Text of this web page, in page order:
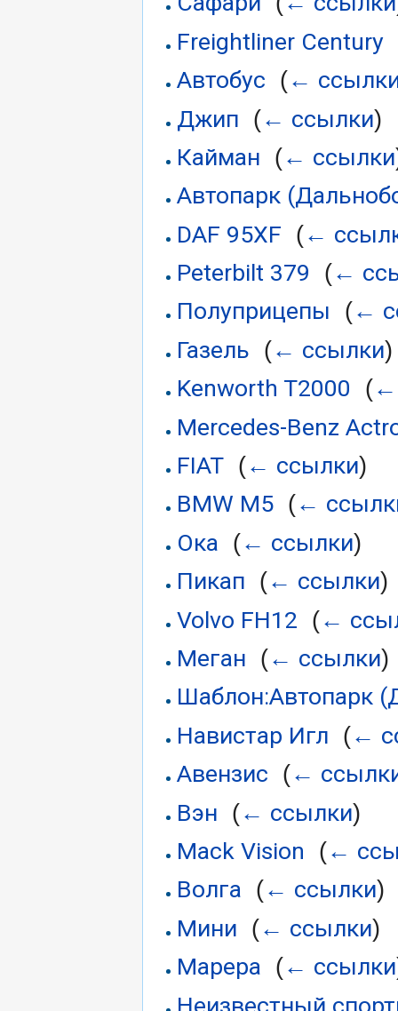
Freightliner Century
Автобус (←
Джип (← ссылки)
Кайман (← ссылки
Автопарк
DAF 95XF (←
Peterbilt 379
(←
Полуприцепы
(←
Газель (← ссылки)
Kenworth T2000 (←
Mercedes-Benz
FIAT (← ссылки)
BMW M5 (←
Ока (← ссылки)
Пикап (← ссылки)
Volvo FH12 (←
Меган (← ссылки)
Шаблон:Автопарк
Навистар Игл (←
Авензис (←
Вэн (← ссылки)
Mack Vision (←
Волга (← ссылки)
Мини (← ссылки)
Марера (← ссылки
Неизвестный